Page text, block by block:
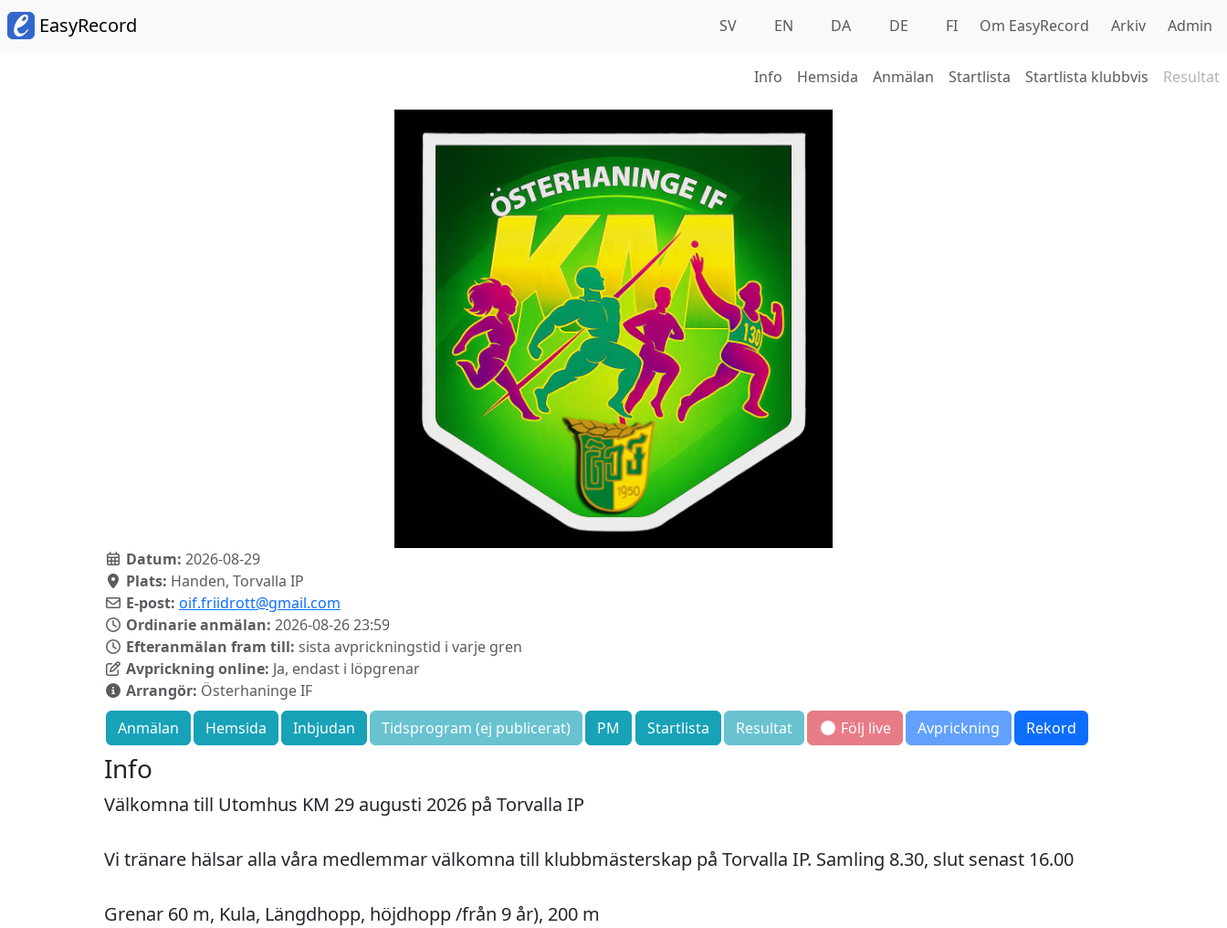
EasyRecord SV EN DA DE FI Om EasyRecord Arkiv Admin
Info Hemsida Anmälan Startlista Startlista klubbvis Resultat
Datum: 2026-08-29
Plats: Handen, Torvalla IP
E-post: oif.friidrott@gmail.com
Ordinarie anmälan: 2026-08-26 23:59
Efteranmälan fram till: sista avprickningstid i varje gren
Avprickning online: Ja, endast i löpgrenar
Arrangör: Österhaninge IF
Anmälan
Hemsida Inbjudan Tidsprogram (ej publicerat) PM Startlista Resultat Följ live Avprickning Rekord
Info
Välkomna till Utomhus KM 29 augusti 2026 på Torvalla IP
Vi tränare hälsar alla våra medlemmar välkomna till klubbmästerskap på Torvalla IP. Samling 8.30, slut senast 16.00
Grenar 60 m, Kula, Längdhopp, höjdhopp /från 9 år), 200 m